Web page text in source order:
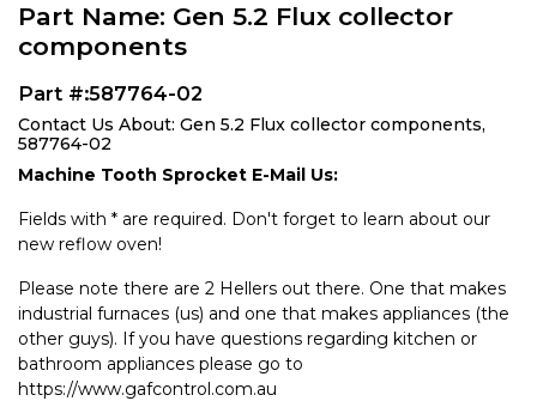
Part Name: Gen 5.2 Flux collector
components
Part #:587764-02
Contact Us About: Gen 5.2 Flux collector components,
587764-02
Machine Tooth Sprocket E-Mail Us:
Fields with * are required. Don't forget to learn about our
new reflow oven!
Please note there are 2 Hellers out there. One that makes
industrial furnaces (us) and one that makes appliances (the
other guys). If you have questions regarding kitchen or
bathroom appliances please go to
https://www.gafcontrol.com.au